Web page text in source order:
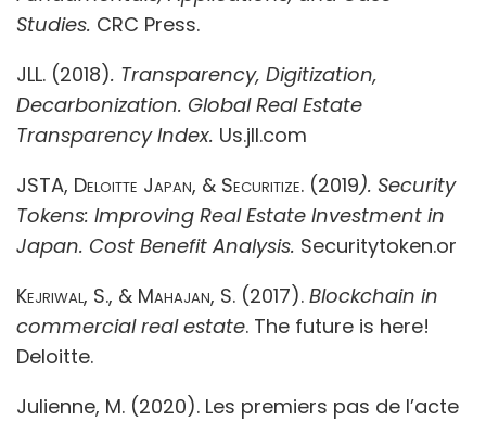
Studies. CRC Press.
JLL. (2018). Transparency, Digitization,
Decarbonization. Global Real Estate
Transparency Index. Us.jll.com
JSTA, Deloitte Japan, & Securitize. (2019). Security
Tokens: Improving Real Estate Investment in
Japan. Cost Benefit Analysis. Securitytoken.or
Kejriwal, S., & Mahajan, S. (2017). Blockchain in
commercial real estate. The future is here!
Deloitte.
Julienne, M. (2020). Les premiers pas de l’acte